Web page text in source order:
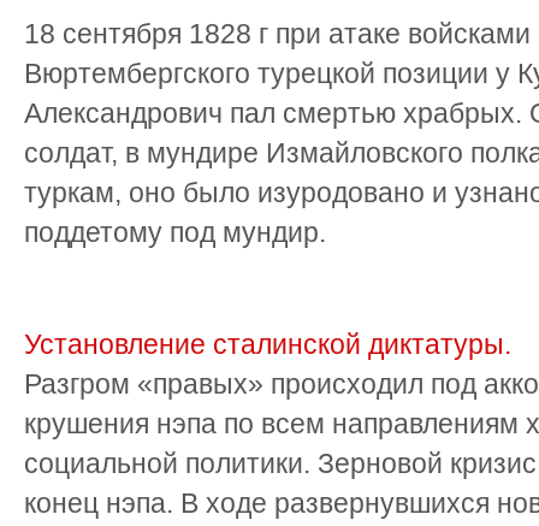
18 сентября 1828 г при атаке
Вюртембергского турецкой позиции у
Александрович пал смертью храбрых.
солдат, в мундире Измайловского
туркам, оно было изуродовано и
поддетому под мундир.
Установление сталинской диктатуры.
Разгром «правых» происходил под
крушения нэпа по всем направлениям
социальной политики. Зерновой
конец нэпа. В ходе развернувшихся